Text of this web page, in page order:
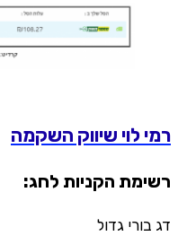
רמי לוי שיווק השקמה
רשימת הקניות לחג:
דג בורי גדול